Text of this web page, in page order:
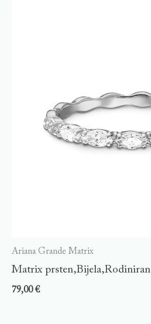
Ariana Grande Matrix
Matrix prsten,Bijela,Rodiniran
79,00€